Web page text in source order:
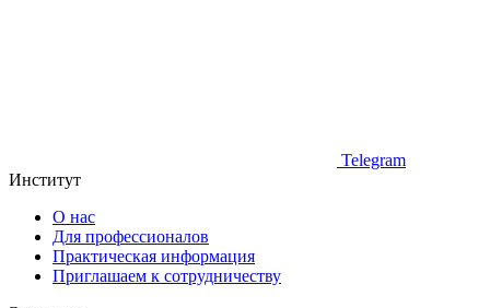
Telegram
Институт
О нас
Для профессионалов
Практическая информация
Приглашаем к сотрудничеству